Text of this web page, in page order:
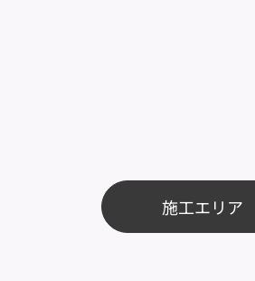
施工エリア